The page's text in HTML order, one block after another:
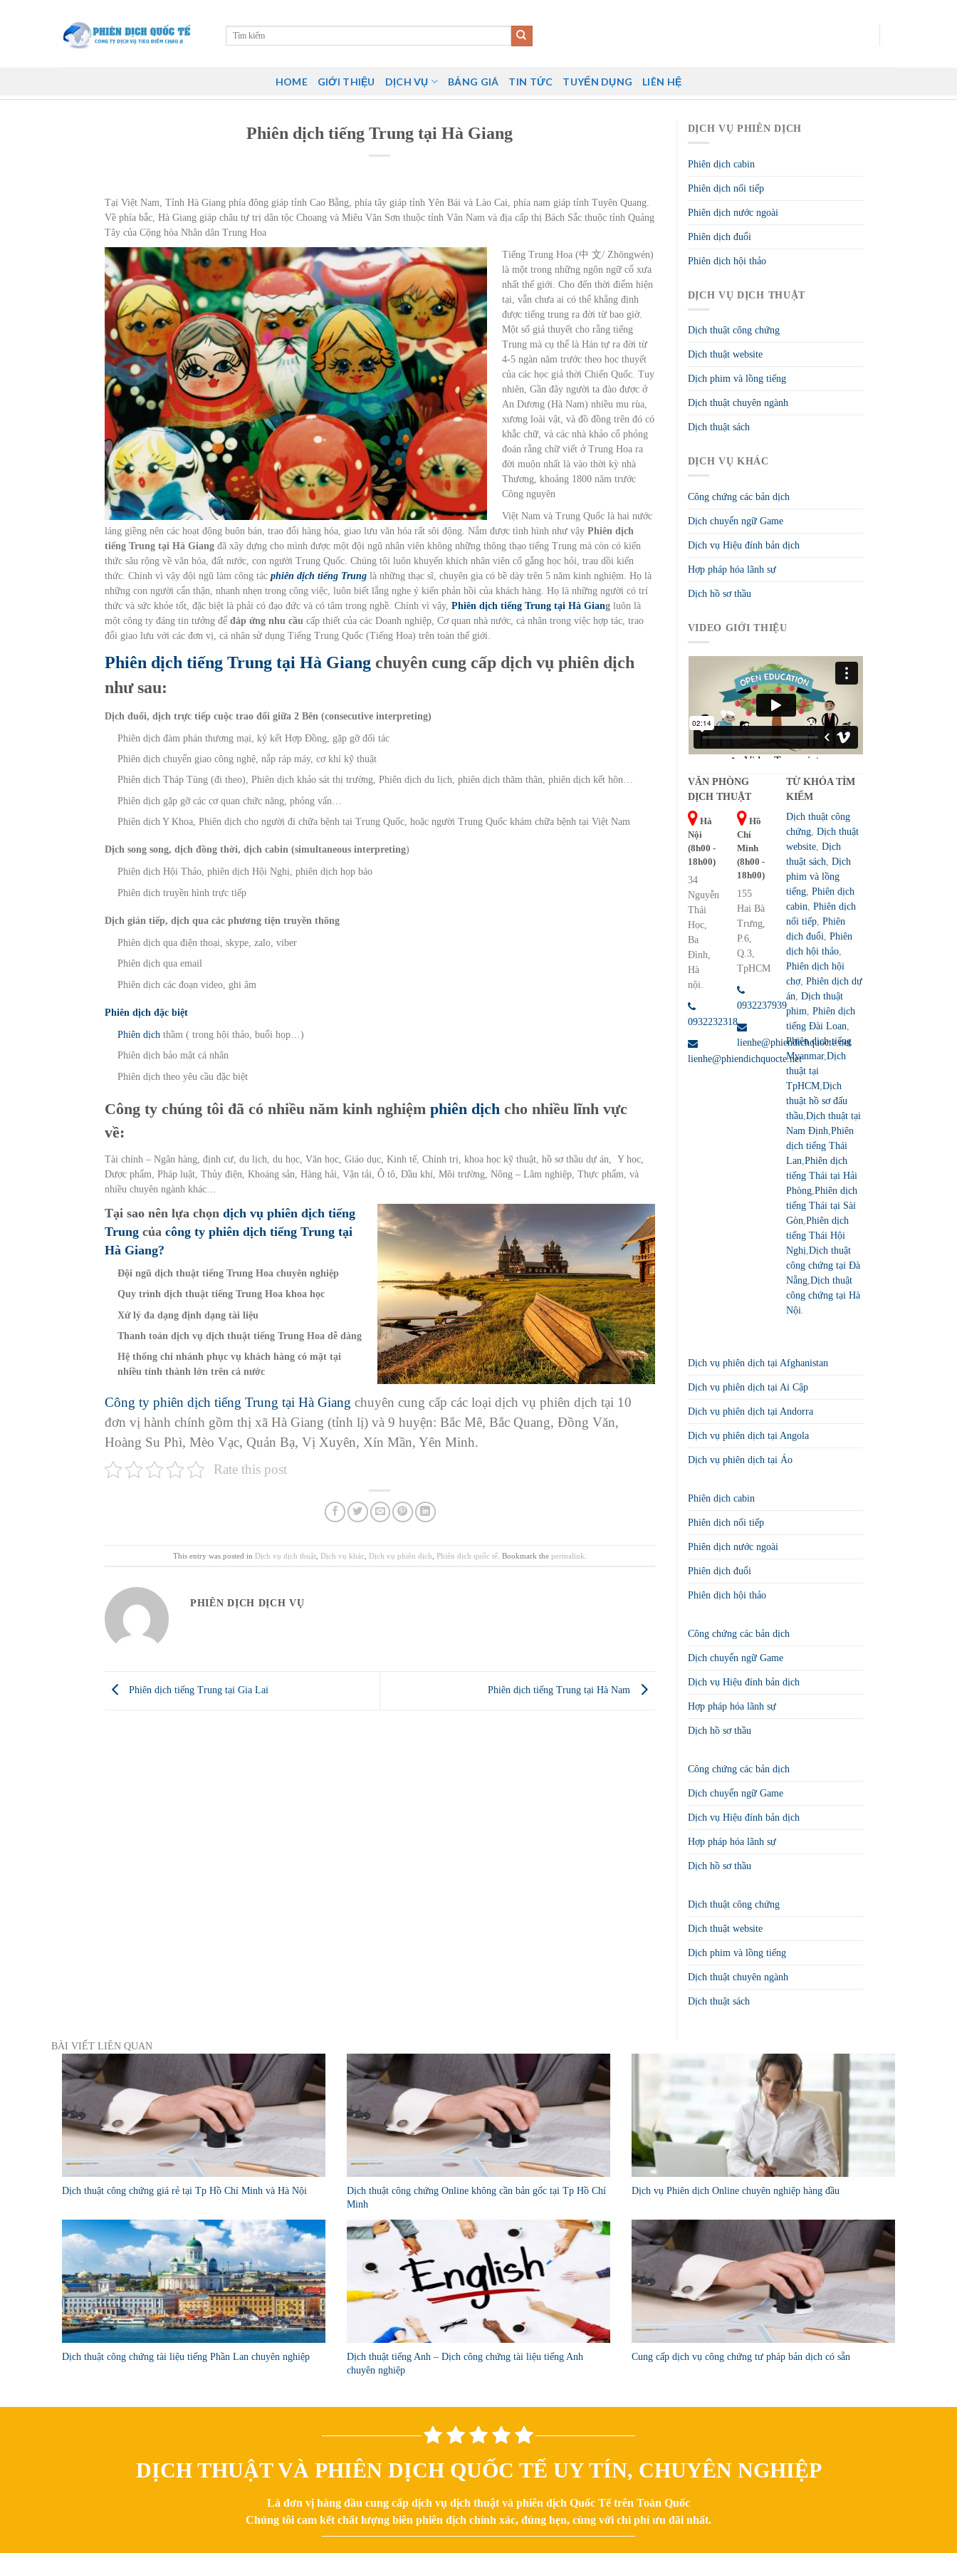
HOME GIỚI THIỆU DỊCH VỤ BẢNG GIÁ TIN TỨC TUYỂN DỤNG LIÊN HỆ
Phiên dịch tiếng Trung tại Hà Giang
Tại Việt Nam, Tỉnh Hà Giang phía đông giáp tỉnh Cao Bằng, phía tây giáp tỉnh Yên Bái và Lào Cai, phía nam giáp tỉnh Tuyên Quang.
Về phía bắc, Hà Giang giáp châu tự trị dân tộc Choang và Miêu Văn Sơn thuộc tỉnh Vân Nam và địa cấp thị Bách Sắc thuộc tỉnh Quảng
Tây của Cộng hòa Nhân dân Trung Hoa
Tiếng Trung Hoa (中 文/ Zhōngwén)
là một trong những ngôn ngữ cổ xưa
nhất thế giới. Cho đến thời điểm hiện
tại, vẫn chưa ai có thể khẳng định
được tiếng trung ra đời từ bao giờ.
Một số giả thuyết cho rằng tiếng
Trung mà cụ thể là Hán tự ra đời từ
4-5 ngàn năm trước theo học thuyết
của các học giả thời Chiến Quốc. Tuy
nhiên, Gần đây người ta đào được ở
An Dương (Hà Nam) nhiều mu rùa,
xương loài vật, và đồ đồng trên đó có
khắc chữ, và các nhà khảo cổ phỏng
đoán rằng chữ viết ở Trung Hoa ra
đời muộn nhất là vào thời kỳ nhà
Thương, khoảng 1800 năm trước
Công nguyên
Việt Nam và Trung Quốc là hai nước
láng giềng nên các hoạt động buôn bán, trao đổi hàng hóa, giao lưu văn hóa rất sôi động. Nắm được tình hình như vậy Phiên dịch
tiếng Trung tại Hà Giang đã xây dựng cho mình được một đội ngũ nhân viên không những thông thạo tiếng Trung mà còn có kiến
thức sâu rộng về văn hóa, đất nước, con người Trung Quốc. Chúng tôi luôn khuyến khích nhân viên cố gắng học hỏi, trau dồi kiến
thức. Chính vì vậy đội ngũ làm công tác phiên dịch tiếng Trung là những thạc sĩ, chuyên gia có bề dày trên 5 năm kinh nghiệm. Họ là
những con người cẩn thận, nhanh nhẹn trong công việc, luôn biết lắng nghe ý kiến phản hồi của khách hàng. Họ là những người có trí
thức và sức khỏe tốt, đặc biệt là phải có đạo đức và có tâm trong nghề. Chính vì vậy, Phiên dịch tiếng Trung tại Hà Giang luôn là
một công ty đáng tin tưởng để đáp ứng nhu cầu cấp thiết của các Doanh nghiệp, Cơ quan nhà nước, cá nhân trong việc hợp tác, trao
đổi giao lưu với các đơn vị, cá nhân sử dụng Tiếng Trung Quốc (Tiếng Hoa) trên toàn thế giới.
Phiên dịch tiếng Trung tại Hà Giang chuyên cung cấp dịch vụ phiên dịch
như sau:
Dịch đuổi, dịch trực tiếp cuộc trao đổi giữa 2 Bên (consecutive interpreting)
Phiên dịch đàm phán thương mại, ký kết Hợp Đồng, gặp gỡ đối tác
Phiên dịch chuyển giao công nghệ, nắp ráp máy, cơ khí kỹ thuật
Phiên dịch Tháp Tùng (đi theo), Phiên dịch khảo sát thị trường, Phiên dịch du lịch, phiên dịch thăm thân, phiên dịch kết hôn…
Phiên dịch gặp gỡ các cơ quan chức năng, phỏng vấn…
Phiên dịch Y Khoa, Phiên dịch cho người đi chữa bệnh tại Trung Quốc, hoặc người Trung Quốc khám chữa bệnh tại Việt Nam
Dịch song song, dịch đồng thời, dịch cabin (simultaneous interpreting)
Phiên dịch Hội Thảo, phiên dịch Hội Nghị, phiên dịch họp báo
Phiên dịch truyền hình trực tiếp
Dịch gián tiếp, dịch qua các phương tiện truyền thông
Phiên dịch qua điện thoại, skype, zalo, viber
Phiên dịch qua email
Phiên dịch các đoạn video, ghi âm
Phiên dịch đặc biệt
Phiên dịch thầm ( trong hội thảo, buổi họp…)
Phiên dịch bảo mật cá nhân
Phiên dịch theo yêu cầu đặc biệt
Công ty chúng tôi đã có nhiều năm kinh nghiệm phiên dịch cho nhiều lĩnh vực
về:
Tài chính – Ngân hàng, định cư, du lịch, du học, Văn học, Giáo dục, Kinh tế, Chính trị, khoa học kỹ thuật, hồ sơ thầu dự án, Y học,
Dược phẩm, Pháp luật, Thủy điện, Khoáng sản, Hàng hải, Vận tải, Ô tô, Dầu khí, Môi trường, Nông – Lâm nghiệp, Thực phẩm, và
nhiều chuyên ngành khác…
Tại sao nên lựa chọn dịch vụ phiên dịch tiếng
Trung của công ty phiên dịch tiếng Trung tại
Hà Giang?
Đội ngũ dịch thuật tiếng Trung Hoa chuyên nghiệp
Quy trình dịch thuật tiếng Trung Hoa khoa học
Xử lý đa dạng định dạng tài liệu
Thanh toán dịch vụ dịch thuật tiếng Trung Hoa dễ dàng
Hệ thống chi nhánh phục vụ khách hàng có mặt tại
nhiều tỉnh thành lớn trên cả nước
Công ty phiên dịch tiếng Trung tại Hà Giang chuyên cung cấp các loại dịch vụ phiên dịch tại 10
đơn vị hành chính gồm thị xã Hà Giang (tỉnh lị) và 9 huyện: Bắc Mê, Bắc Quang, Đồng Văn,
Hoàng Su Phì, Mèo Vạc, Quản Bạ, Vị Xuyên, Xín Mần, Yên Minh.
Rate this post
This entry was posted in Dịch vụ dịch thuật, Dịch vụ khác, Dịch vụ phiên dịch Phiên dịch quốc tế. Bookmark the permalink
PHIÊN DỊCH DỊCH VỤ
Phiên dịch tiếng Trung tại Gia Lai Phiên dịch tiếng Trung tại Hà Nam
DỊCH VỤ PHIÊN DỊCH
Phiên dịch cabin
Phiên dịch nối tiếp
Phiên dịch nước ngoài
Phiên dịch đuổi
Phiên dịch hội thảo
DỊCH VỤ DỊCH THUẬT
Dịch thuật công chứng
Dịch thuật website
Dịch phim và lồng tiếng
Dịch thuật chuyên ngành
Dịch thuật sách
DỊCH VỤ KHÁC
Công chứng các bản dịch
Dịch chuyển ngữ Game
Dịch vụ Hiệu đính bản dịch
Hợp pháp hóa lãnh sự
Dịch hồ sơ thầu
VIDEO GIỚI THIỆU
VĂN PHÒNG
DỊCH THUẬT
Hà
Nội
(8h00 -
18h00)
34
Nguyễn
Thái
Học,
Ba
Đình,
Hà
nội.
0932232318
lienhe@phiendichquocte.net
Hồ
Chí
Minh
(8h00 -
18h00)
155
Hai Bà
Trưng,
P.6,
Q.3,
TpHCM
0932237939
lienhe@phiendichquocte.net
TỪ KHÓA TÌM
KIẾM
Dịch thuật công
chứng, Dịch thuật
website, Dịch
thuật sách Dịch
phim và lồng
tiếng, Phiên dịch
cabin Phiên dịch
nối tiếp, Phiên
dịch đuổi Phiên
dịch hội thảo,
Phiên dịch hội
chợ, Phiên dịch dự
án Dịch thuật
phim Phiên dịch
tiếng Đài Loan
Phiên dịch tiếng
Myanmar, Dịch
thuật tại
TpHCM, Dịch
thuật hồ sơ đấu
thầu Dịch thuật tại
Nam Định Phiên
dịch tiếng Thái
Lan Phiên dịch
tiếng Thái tại Hải
Phòng, Phiên dịch
tiếng Thái tại Sài
Gòn Phiên dịch
tiếng Thái Hội
Nghị Dịch thuật
công chứng tại Đà
Nẵng, Dịch thuật
công chứng tại Hà
Nội
Dịch vụ phiên dịch tại Afghanistan
Dịch vụ phiên dịch tại Ai Cập
Dịch vụ phiên dịch tại Andorra
Dịch vụ phiên dịch tại Angola
Dịch vụ phiên dịch tại Áo
Phiên dịch cabin
Phiên dịch nối tiếp
Phiên dịch nước ngoài
Phiên dịch đuổi
Phiên dịch hội thảo
Công chứng các bản dịch
Dịch chuyển ngữ Game
Dịch vụ Hiệu đính bản dịch
Hợp pháp hóa lãnh sự
Dịch hồ sơ thầu
Công chứng các bản dịch
Dịch chuyển ngữ Game
Dịch vụ Hiệu đính bản dịch
Hợp pháp hóa lãnh sự
Dịch hồ sơ thầu
Dịch thuật công chứng
Dịch thuật website
Dịch phim và lồng tiếng
Dịch thuật chuyên ngành
Dịch thuật sách
BÀI VIẾT LIÊN QUAN
Dịch thuật công chứng giá rẻ tại Tp Hồ Chí Minh và Hà Nội
Dịch thuật công chứng Online không cần bản gốc tại Tp Hồ Chí
Minh
Dịch vụ Phiên dịch Online chuyên nghiệp hàng đầu
Dịch thuật công chứng tài liệu tiếng Phần Lan chuyên nghiệp
Dịch thuật tiếng Anh – Dịch công chứng tài liệu tiếng Anh
chuyên nghiệp
Cung cấp dịch vụ công chứng tư pháp bản dịch có sẵn
DỊCH THUẬT VÀ PHIÊN DỊCH QUỐC TẾ UY TÍN, CHUYÊN NGHIỆP
Là đơn vị hàng đầu cung cấp dịch vụ dịch thuật và phiên dịch Quốc Tế trên Toàn Quốc
Chúng tôi cam kết chất lượng biên phiên dịch chính xác, đúng hẹn, cùng với chi phí ưu đãi nhất.